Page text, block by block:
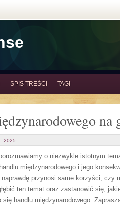
SPIS TREŚCI TAGI
na
- 2025
o niezwykle istotnym
międzynarodowego i ‍jego
naprawdę przynosi⁤ same korzyści,‌ czy
ten temat oraz zastanowić się,
handlu międzynarodowego.